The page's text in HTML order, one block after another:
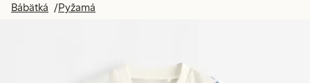
Bábätká Pyžamá